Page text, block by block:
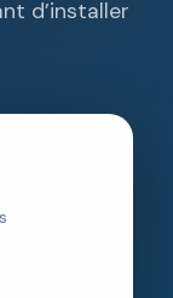
d’installer